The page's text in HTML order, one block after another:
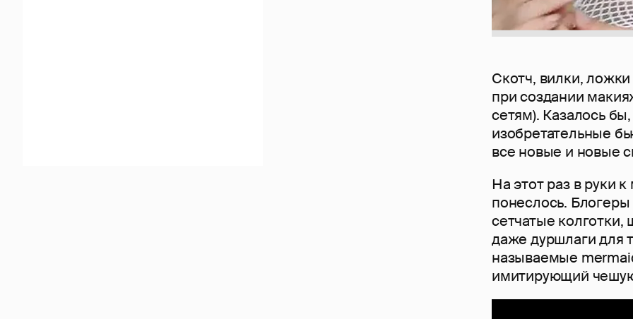
Скотч, вилки,
при создании
сетям). Казалось
изобретательные
все новые и новые
На этот раз в руки
понеслось.
сетчатые колготки,
даже дуршлаги для
называемые
имитирующий